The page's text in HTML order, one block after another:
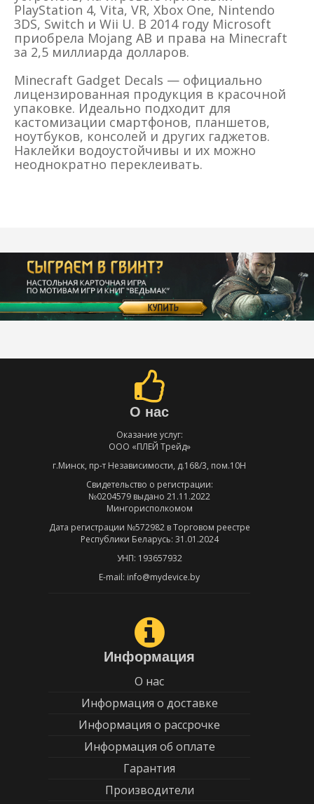
PlayStation 4, Vita, VR, Xbox One, Nintendo
3DS, Switch и Wii U. В 2014 году Microsoft
приобрела Mojang AB и права на Minecraft
за 2,5 миллиарда долларов.
Minecraft Gadget Decals — официально
лицензированная продукция в красочной
упаковке. Идеально подходит для
кастомизации смартфонов, планшетов,
ноутбуков, консолей и других гаджетов.
Наклейки водоустойчивы и их можно
неоднократно переклеивать.
О нас
Оказание услуг:
ООО «ПЛЕЙ Трейд»
г.Минск, пр-т Независимости, д.168/3, пом.10Н
Свидетельство о регистрации:
№0204579 выдано 21.11.2022
Мингорисполкомом
Дата регистрации №572982 в Торговом реестре
Республики Беларусь: 31.01.2024
УНП: 193657932
E-mail: info@mydevice.by
Информация
О нас
Информация о доставке
Информация о рассрочке
Информация об оплате
Гарантия
Производители